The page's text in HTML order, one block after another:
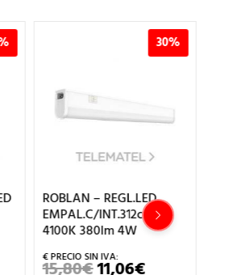
30%
ROBLAN – REGL.LED
EMPAL.C/INT.312cm
4100K 380lm 4W
EL EL